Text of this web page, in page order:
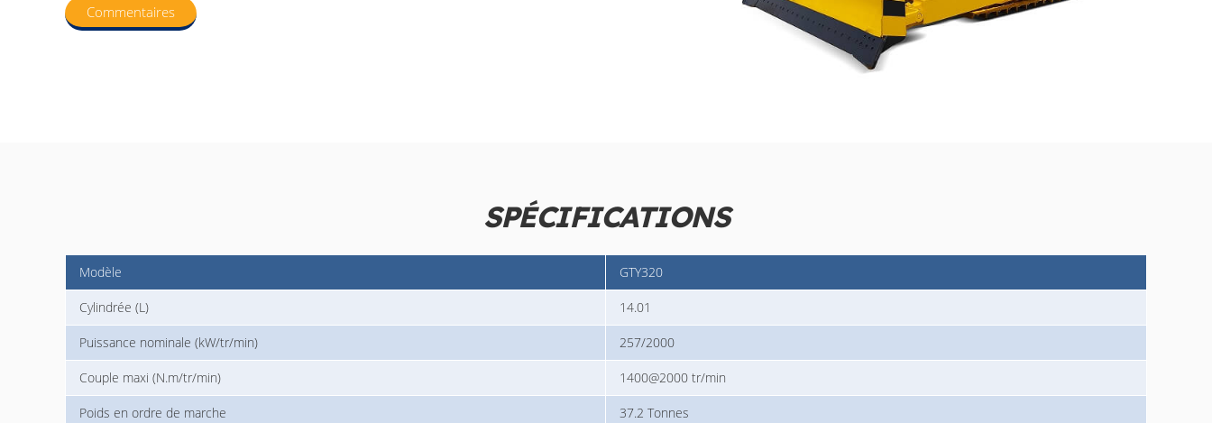
Commentaires
SPÉCIFICATIONS
Modèle GTY320
Cylindrée (L) 14.01
Puissance nominale (kW/tr/min) 257/2000
Couple maxi (N.m/tr/min) 1400@2000 tr/min
Poids en ordre de marche 37.2 Tonnes